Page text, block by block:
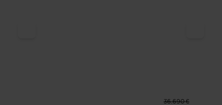
36.690 €